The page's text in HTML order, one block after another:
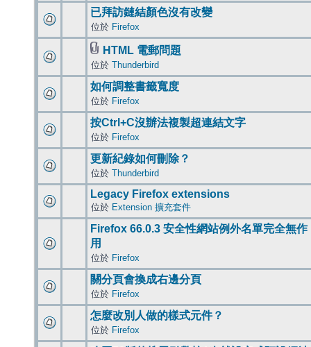
已拜訪鏈結顏色沒有改變
位於 Firefox
HTML 電郵問題
位於 Thunderbird
如何調整書籤寬度
位於 Firefox
按Ctrl+C沒辦法複製超連結文字
位於 Firefox
更新紀錄如何刪除？
位於 Thunderbird
Legacy Firefox extensions
位於 Extension 擴充套件
Firefox 66.0.3 安全性網站例外名單完全無作
用
位於 Firefox
關分頁會換成右邊分頁
位於 Firefox
怎麼改別人做的樣式元件？
位於 Firefox